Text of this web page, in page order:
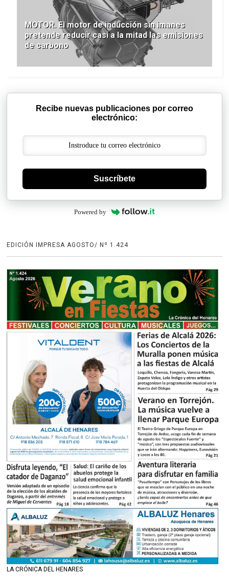
MOTOR. El motor de inducción sin imanes
pretende reducir casi a la mitad las emisiones
de carbono
Recibe nuevas publicaciones por correo
electrónico:
Suscríbete
Powered by
EDICIÓN IMPRESA AGOSTO/ Nº 1.424
LA CRÓNICA DEL HENARES